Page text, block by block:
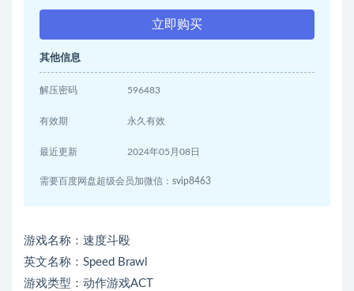
立即购买
其他信息
解压密码 596483
有效期 永久有效
最近更新 2024年05月08日
需要百度网盘超级会员加微信：svip8463
游戏名称：速度斗殴
英文名称：Speed Brawl
游戏类型：动作游戏ACT